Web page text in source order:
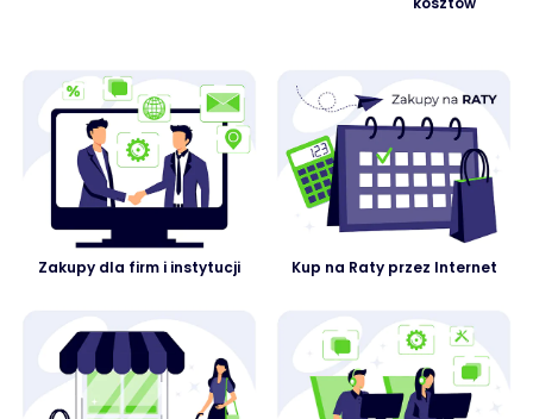
Zakupy dla firm i instytucji Kup na Raty przez Internet